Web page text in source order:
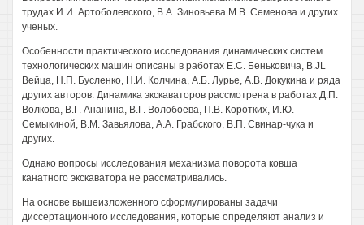
трудах И.И. Артоболевского, В.А. Зиновьева М.В. Семенова и других
ученых.
Особенности практического исследования динамических систем
технологических машин описаны в работах Е.С. Беньковича, B.JL
Вейца, Н.П. Бусленко, Н.И. Колчина, А.Б. Лурье, A.B. Докукина и ряда
других авторов. Динамика экскаваторов рассмотрена в работах Д.П.
Волкова, В.Г. Ананина, В.Г. Волобоева, П.В. Коротких, И.Ю.
Семыкиной, В.М. Завьялова, A.A. Грабского, В.П. Свинар-чука и
других.
Однако вопросы исследования механизма поворота ковша
канатного экскаватора не рассматривались.
На основе вышеизложенного сформулированы задачи
диссертационного исследования, которые определяют анализ и